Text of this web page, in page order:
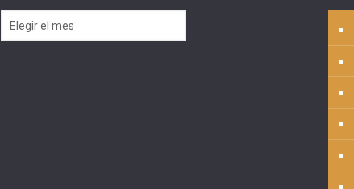
Archivos